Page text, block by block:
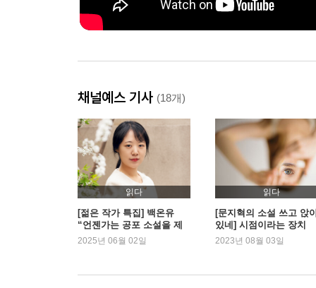
채널예스 기사 (18개)
읽다
[젊은 작가 특집] 백온유
“언젠가는 공포 소설을 제
대로 써보고 싶습니다”
2025년 06월 02일
읽다
[문지혁의 소설 쓰고 앉
있네] 시점이라는 장치
2023년 08월 03일